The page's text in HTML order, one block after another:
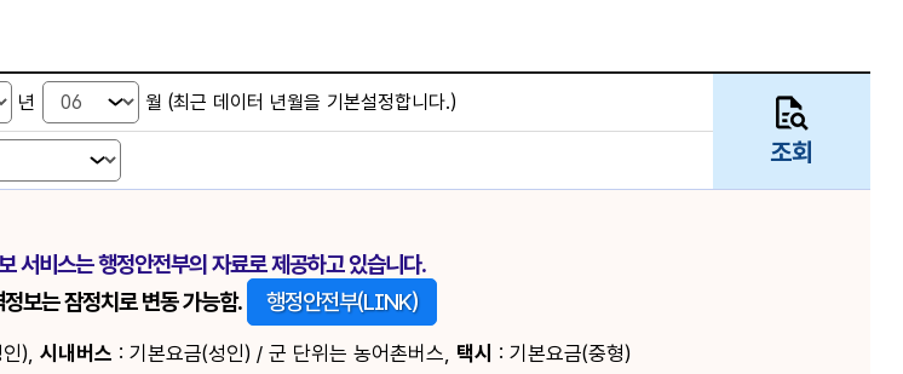
년 월 (최근 데이터 년월을 기본설정합니다.)
조회
서비스는 행정안전부의 자료로 제공하고 있습니다.
보는 잠정치로 변동 가능함.
행정안전부(LINK)
), 시내버스 : 기본요금(성인) / 군 단위는 농어촌버스, 택시 : 기본요금(중형)